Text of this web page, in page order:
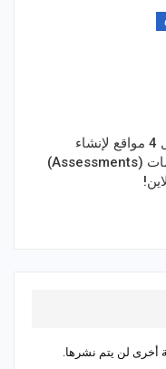
أفضل 4 مواقع لإنشاء
تقييمات (Assessments)
أخرى لن يتم نشرها.